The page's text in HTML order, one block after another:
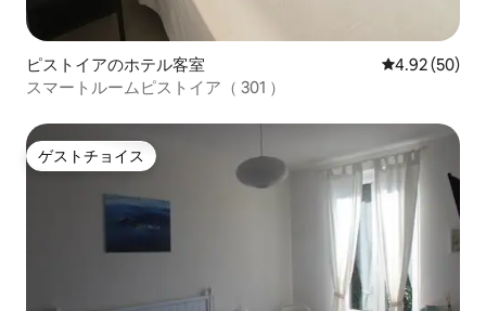
ピストイアのホテル客室 レビュー50
4.92 (50)
スマートルームピストイア（ 301 ）
ゲストチョイス
ゲストチョイス